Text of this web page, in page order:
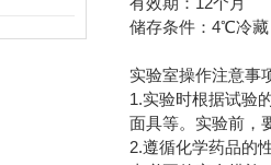
储存条件：4℃冷藏
实验室操作注意事
1.实验时根据试验
面具等。实验前，
2.遵循化学药品的